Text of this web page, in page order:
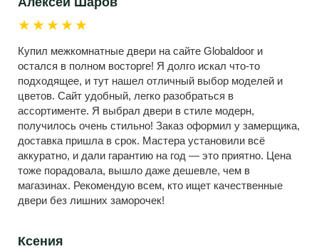
★★★★★
Купил межкомнатные двери на сайте Globaldoor и
остался в полном восторге! Я долго искал что-то
подходящее, и тут нашел отличный выбор моделей и
цветов. Сайт удобный, легко разобраться в
ассортименте. Я выбрал двери в стиле модерн,
получилось очень стильно! Заказ оформил у замерщика,
доставка пришла в срок. Мастера установили всё
аккуратно, и дали гарантию на год — это приятно. Цена
тоже порадовала, вышло даже дешевле, чем в
магазинах. Рекомендую всем, кто ищет качественные
двери без лишних заморочек!
Ксения